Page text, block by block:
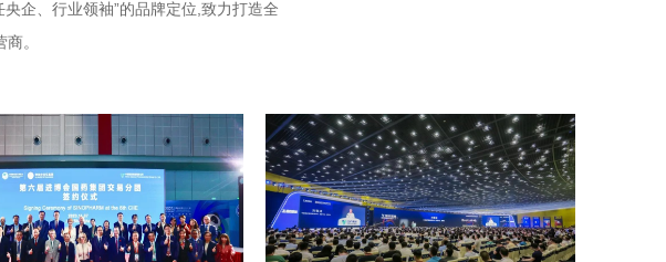
企、行业领袖”的品牌定位,致力打造全
。